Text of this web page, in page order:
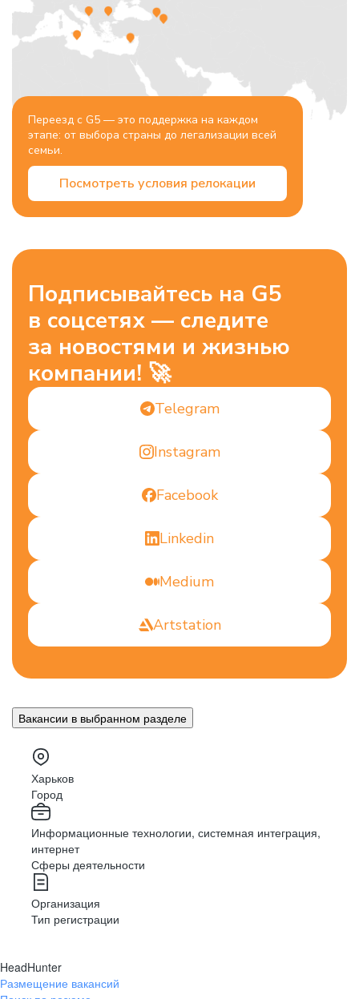
Переезд с G5 — это поддержка на каждом
этапе: от выбора страны до легализации всей
семьи.
Посмотреть условия релокации
Подписывайтесь на G5
в соцсетях — следите
за новостями и жизнью
компании! 🚀
Telegram
Instagram
Facebook
Linkedin
Medium
Artstation
Вакансии в выбранном разделе
Харьков
Город
Информационные технологии, системная интеграция,
интернет
Сферы деятельности
Организация
Тип регистрации
HeadHunter
Размещение вакансий